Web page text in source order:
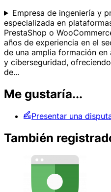
Empresa de ingeniería y
especializada en
PrestaShop o
años de experiencia en el
de una amplia formación
y ciberseguridad,
de...
Me gustaría...
Presentar una
También